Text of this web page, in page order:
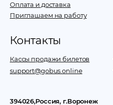
Оплата и доставка
Приглашаем на работу
Контакты
Кассы продажи билетов
support@gobus.online
394026,Россия, г.Воронеж